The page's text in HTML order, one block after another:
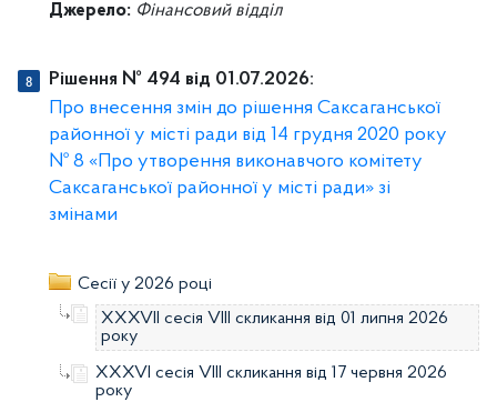
Джерело: Фінансовий відділ
Рішення № 494 від 01.07.2026:
Про внесення змін до рішення Саксаганської
районної у місті ради від 14 грудня 2020 року
№ 8 «Про утворення виконавчого комітету
Саксаганської районної у місті ради» зі
змінами
Сесії у 2026 році
XXXVII сесія VIII скликання від 01 липня 2026
року
XXXVI сесія VIII скликання від 17 червня 2026
року